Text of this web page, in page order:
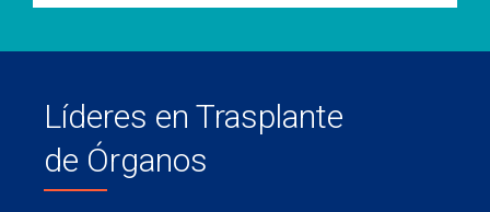
Líderes en Trasplante
de Órganos